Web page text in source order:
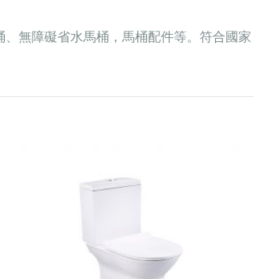
無障礙省水馬桶，馬桶配件等。符合國家